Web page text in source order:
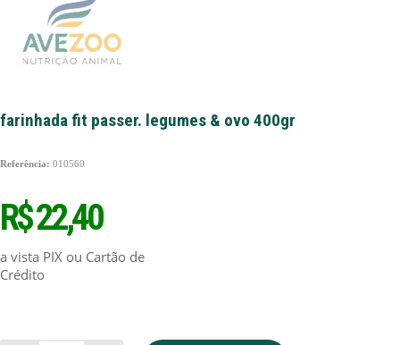
farinhada fit passer. legumes & ovo 400gr
Referência: 010560
R$ 22,40
a vista PIX ou Cartão de
Crédito